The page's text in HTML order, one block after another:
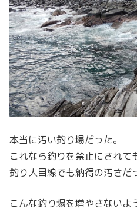
本当に汚い釣り場だった。
これなら釣りを禁止にされて
釣り人目線でも納得の汚さだ
こんな釣り場を増やさないよ